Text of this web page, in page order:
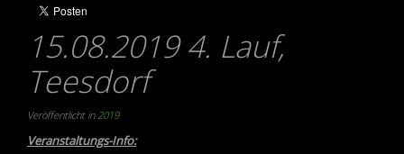
15.08.2019 4. Lauf,
Teesdorf
Veröffentlicht in2019
Veranstaltungs-Info: